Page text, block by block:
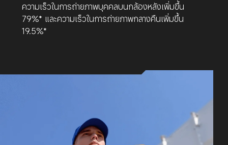
ความเร็วในการถ่ายภาพบุคคลบนกล้องหลังเพิ่มขึ้น
79%* และความเร็วในการถ่ายภาพกลางคืนเพิ่มขึ้น
19.5%*